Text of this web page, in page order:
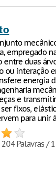
empregado
duas
ou interação
energia
e
fixos,
para unir
204 Palavras / 1